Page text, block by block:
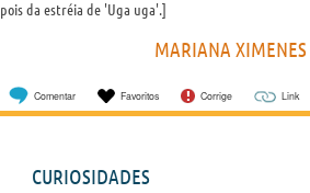
da estréia de 'Uga uga'.
MARIANA XIMENES
Comentar Favoritos Corrige Link
CURIOSIDADES